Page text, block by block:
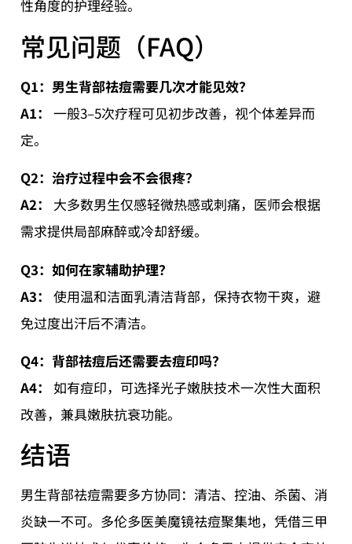
性角度的护理经验。
常见问题（FAQ）
Q1：男生背部祛痘需要几次才能见效？
A1： 一般3–5次疗程可见初步改善，视个体差异而
定。
Q2：治疗过程中会不会很疼？
A2：
大多数男生仅感轻微热感或刺痛，医师会根据
需求提供局部麻醉或冷却舒缓。
Q3：如何在家辅助护理？
A3： 使用温和洁面乳清洁背部，保持衣物干爽，避
免过度出汗后不清洁。
Q4：背部祛痘后还需要去痘印吗？
A4： 如有痘印，可选择光子嫩肤技术一次性大面积
改善，兼具嫩肤抗衰功能。
结语
男生背部祛痘需要多方协同：清洁、控油、杀菌、消
炎缺一不可。多伦多医美魔镜祛痘聚集地，凭借三甲